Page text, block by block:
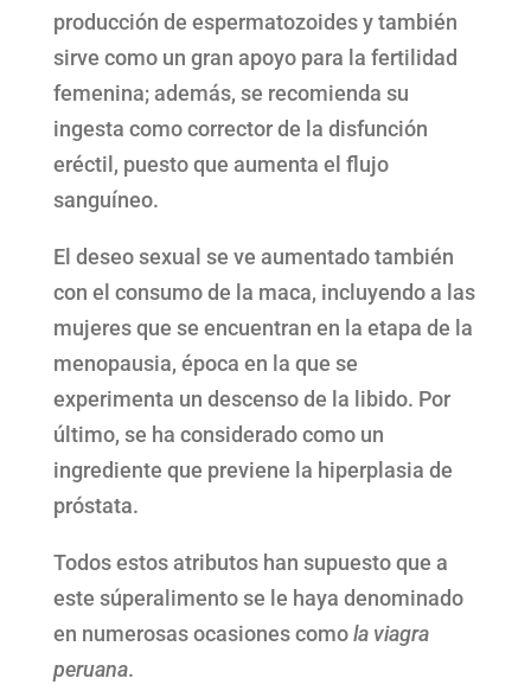
producción de espermatozoides y también
sirve como un gran apoyo para la fertilidad
femenina; además, se recomienda su
ingesta como corrector de la disfunción
eréctil, puesto que aumenta el flujo
sanguíneo.
El deseo sexual se ve aumentado también
con el consumo de la maca, incluyendo a las
mujeres que se encuentran en la etapa de la
menopausia, época en la que se
experimenta un descenso de la libido. Por
último, se ha considerado como un
ingrediente que previene la hiperplasia de
próstata.
Todos estos atributos han supuesto que a
este súperalimento se le haya denominado
en numerosas ocasiones comolaviagra
peruana.